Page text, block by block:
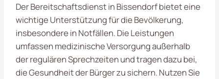
Der Bereitschaftsdienst in Bissendorf bietet eine
wichtige Unterstützung für die Bevölkerung,
insbesondere in Notfällen. Die Leistungen
umfassen medizinische Versorgung außerhalb
der regulären Sprechzeiten und tragen dazu bei,
die Gesundheit der Bürger zu sichern. Nutzen Sie